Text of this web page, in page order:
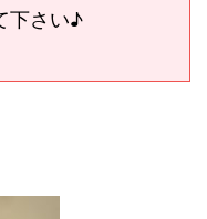
下さい♪